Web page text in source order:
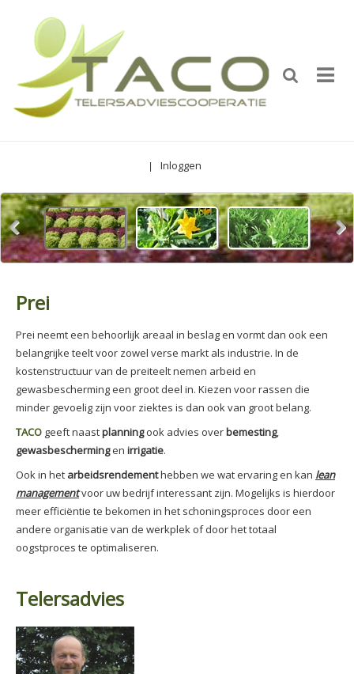
Inloggen
Prei
Prei neemt een behoorlijk areaal in beslag en vormt dan ook een
belangrijke teelt voor zowel verse markt als industrie. In de
kostenstructuur van de preiteelt nemen arbeid en
gewasbescherming een groot deel in. Kiezen voor rassen die
minder gevoelig zijn voor ziektes is dan ook van groot belang.
TACO geeft naastplanningook advies overbemesting,
gewasbeschermingen irrigatie.
Ook in het arbeidsrendementhebben we wat ervaring en kan lean
managementvoor uw bedrijf interessant zijn. Mogelijks is hierdoor
meer efficiëntie te bekomen in het schoningsproces door een
andere organisatie van de werkplek of door het totaal
oogstproces te optimaliseren.
Telersadvies